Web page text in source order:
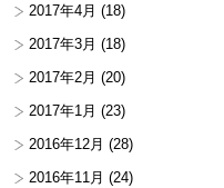
2017年4月 (18)
2017年3月 (18)
2017年2月 (20)
2017年1月 (23)
2016年12月 (28)
2016年11月 (24)